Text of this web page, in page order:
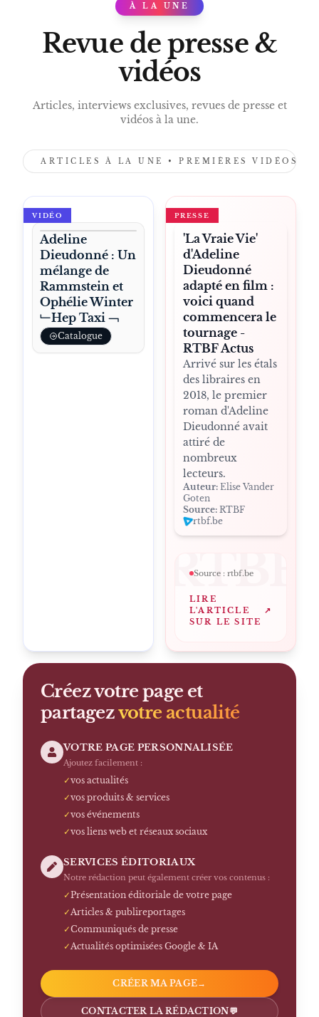
PRESS
À LA UNE
Revue de presse &
vidéos
Articles, interviews exclusives, revues de presse et
vidéos à la une.
ARTICLES À LA UNE • PREMIÈRES VIDÉOS •
VIDÉO
Adeline
Dieudonné : Un
mélange de
Rammstein et
Ophélie Winter
﹂Hep Taxi ﹁
Catalogue
PRESSE
'La Vraie Vie'
d'Adeline
Dieudonné
adapté en film :
voici quand
commencera le
tournage -
RTBF Actus
Arrivé sur les étals
des libraires en
2018, le premier
roman d'Adeline
Dieudonné avait
attiré de
nombreux
lecteurs.
Auteur: Elise Vander
Goten
Source: RTBF
rtbf.be
RTBF
Source : rtbf.be
LIRE
L'ARTICLE
SUR LE SITE
↗
Créez votre page et
partagezvotre actualité
VOTRE PAGE PERSONNALISÉE
Ajoutez facilement :
✓vos actualités
✓vos produits & services
✓vos événements
✓vos liens web et réseaux sociaux
SERVICES ÉDITORIAUX
Notre rédaction peut également créer vos contenus :
✓Présentation éditoriale de votre page
✓ Articles & publireportages
✓Communiqués de presse
✓ Actualités optimisées Google & IA
CRÉER MA PAGE→
CONTACTER LA RÉDACTION💬